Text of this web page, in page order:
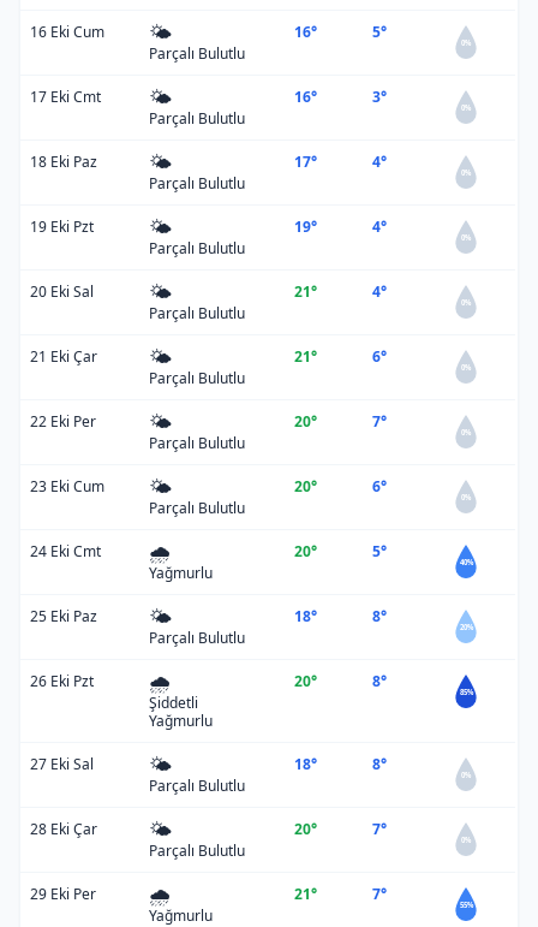
16 Eki Cum 🌤️
Parçalı Bulutlu
16° 5°
0%
17 Eki Cmt 🌤️
Parçalı Bulutlu
16° 3°
0%
18 Eki Paz 🌤️
Parçalı Bulutlu
17° 4°
0%
19 Eki Pzt 🌤️
Parçalı Bulutlu
19° 4°
0%
20 Eki Sal 🌤️
Parçalı Bulutlu
21° 4°
0%
21 Eki Çar 🌤️
Parçalı Bulutlu
21° 6°
0%
22 Eki Per 🌤️
Parçalı Bulutlu
20° 7°
0%
23 Eki Cum 🌤️
Parçalı Bulutlu
20° 6°
0%
24 Eki Cmt 🌧️
Yağmurlu
20° 5°
40%
25 Eki Paz 🌤️
Parçalı Bulutlu
18° 8°
20%
26 Eki Pzt 🌧️
Şiddetli
Yağmurlu
20° 8°
85%
27 Eki Sal 🌤️
Parçalı Bulutlu
18° 8°
0%
28 Eki Çar 🌤️
Parçalı Bulutlu
20° 7°
0%
29 Eki Per 🌧️
Yağmurlu
21° 7°
55%